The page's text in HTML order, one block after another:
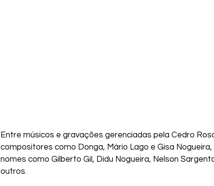
Entre músicos e gravações gerenciadas pela Cedro
compositores como Donga, Mário Lago e Gisa
nomes como Gilberto Gil, Didu Nogueira, Nelson
outros.